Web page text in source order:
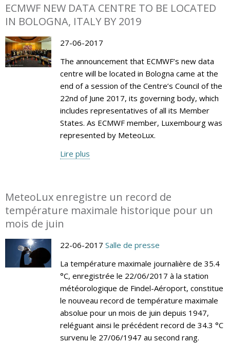
ECMWF NEW DATA CENTRE TO BE LOCATED
IN BOLOGNA, ITALY BY 2019
27-06-2017
The announcement that ECMWF’s new data
centre will be located in Bologna came at the
end of a session of the Centre’s Council of the
22nd of June 2017, its governing body, which
includes representatives of all its Member
States. As ECMWF member, Luxembourg was
represented by MeteoLux.
Lire plus
MeteoLux enregistre un record de
température maximale historique pour un
mois de juin
22-06-2017 Salle de presse
La température maximale journalière de 35.4
°C, enregistrée le 22/06/2017 à la station
météorologique de Findel-Aéroport, constitue
le nouveau record de température maximale
absolue pour un mois de juin depuis 1947,
reléguant ainsi le précédent record de 34.3 °C
survenu le 27/06/1947 au second rang.